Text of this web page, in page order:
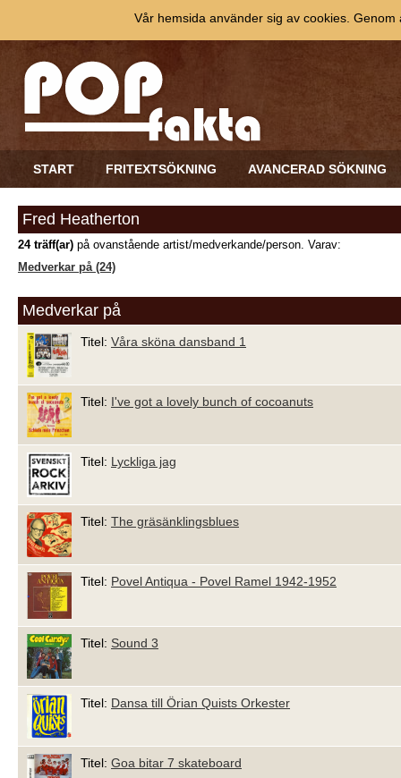
START FRITEXTSÖKNING AVANCERAD SÖKNING
Fred Heatherton
24 träff(ar) på ovanstående artist/medverkande/person. Varav:
Medverkar på (24)
Medverkar på
Titel: Våra sköna dansband 1
Titel: I've got a lovely bunch of cocoanuts
Titel: Lyckliga jag
Titel: The gräsänklingsblues
Titel: Povel Antiqua - Povel Ramel 1942-1952
Titel: Sound 3
Titel: Dansa till Örian Quists Orkester
Titel: Goa bitar 7 skateboard
Vår hemsida använder sig av cookies.